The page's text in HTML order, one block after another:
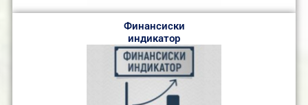
Финансиски
индикатор